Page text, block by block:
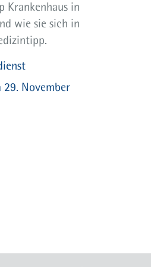
Krankenhaus in
wie sie sich in
29. November